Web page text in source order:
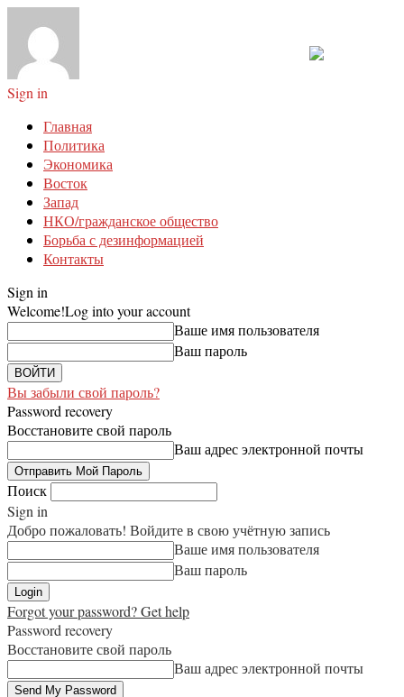
Sign in
Главная
Политика
Экономика
Восток
Запад
НКО/гражданское общество
Борьба с дезинформацией
Контакты
Sign in
Welcome!Log into your account
Ваше имя пользователя
Ваш пароль
Вы забыли свой пароль?
Password recovery
Восстановите свой пароль
Ваш адрес электронной почты
Поиск
Sign in
Добро пожаловать! Войдите в свою учётную запись
Ваше имя пользователя
Ваш пароль
Forgot your password? Get help
Password recovery
Восстановите свой пароль
Ваш адрес электронной почты